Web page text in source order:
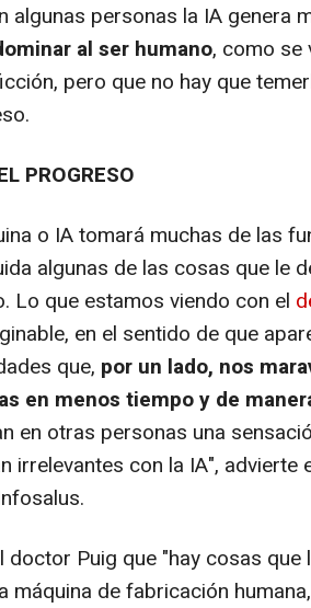
algunas personas la IA genera
al ser humano, como se
pero que no hay que
PROGRESO
o IA tomará muchas de las
algunas de las cosas que le
Lo que estamos viendo con el
en el sentido de que
que, por un lado, nos
en menos tiempo y de
en otras personas una
irrelevantes con la IA", advierte
doctor Puig que "hay cosas que
máquina de fabricación